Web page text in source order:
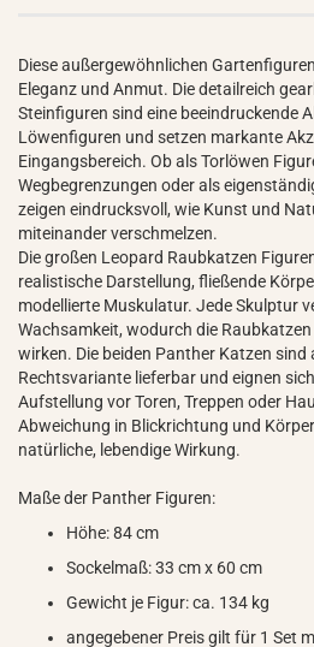
Diese außergewöhnlichen
Eleganz und Anmut. Die detailreich
Steinfiguren sind eine beeindruckende
Löwenfiguren und setzen markante
Eingangsbereich. Ob als Torlöwen
Wegbegrenzungen oder als
zeigen eindrucksvoll, wie Kunst und
miteinander verschmelzen.
Die großen Leopard Raubkatzen
realistische Darstellung, fließende
modellierte Muskulatur. Jede Skulptur
Wachsamkeit, wodurch die
wirken. Die beiden Panther Katzen sind
Rechtsvariante lieferbar und eignen
Aufstellung vor Toren, Treppen oder
Abweichung in Blickrichtung und
natürliche, lebendige Wirkung.
Maße der Panther Figuren:
Höhe: 84 cm
Sockelmaß: 33 cm x 60 cm
Gewicht je Figur: ca. 134 kg
angegebener Preis gilt für 1 Set